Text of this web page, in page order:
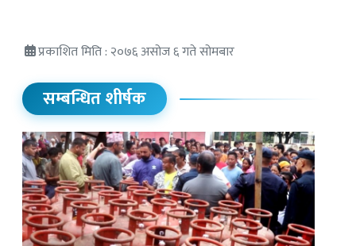
प्रकाशित मिति : २०७६ असोज ६ गते सोमबार
सम्बन्धित शीर्षक